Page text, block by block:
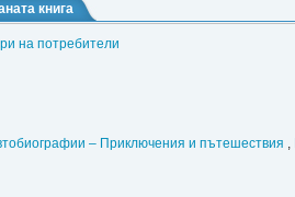
книга
на потребители
– Приключения и пътешествия ,